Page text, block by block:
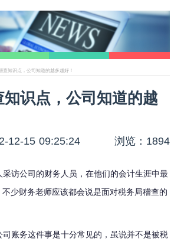
查知识点，公司知道的越多越好！
识点，公司知道的越
12-15 09:25:24 浏览：1894
采访公司的财务人员，在他们的会计生涯中最
少财务老师应该都会说是面对税务局稽查的
司账务这件事是十分常见的，虽说并不是被税